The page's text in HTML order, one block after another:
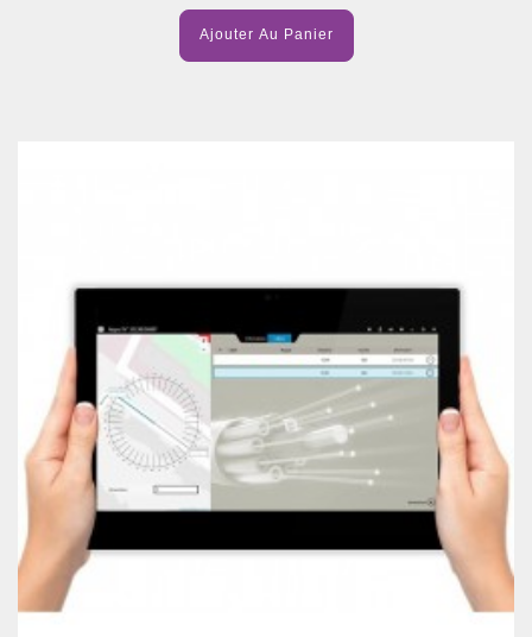
Ajouter Au Panier